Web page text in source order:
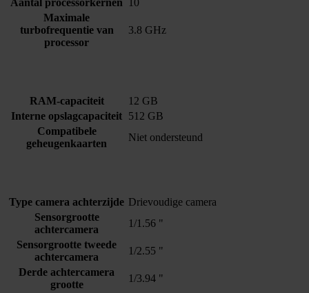
Aantal processorkernen
10
Maximale
turbofrequentie van
processor
3.8 GHz
RAM-capaciteit
12 GB
Interne opslagcapaciteit 512 GB
Compatibele
geheugenkaarten
Niet ondersteund
Type camera achterzijde Drievoudige camera
Sensorgrootte
achtercamera
1/1.56 "
Sensorgrootte tweede
achtercamera
1/2.55 "
Derde achtercamera
grootte
1/3.94 "